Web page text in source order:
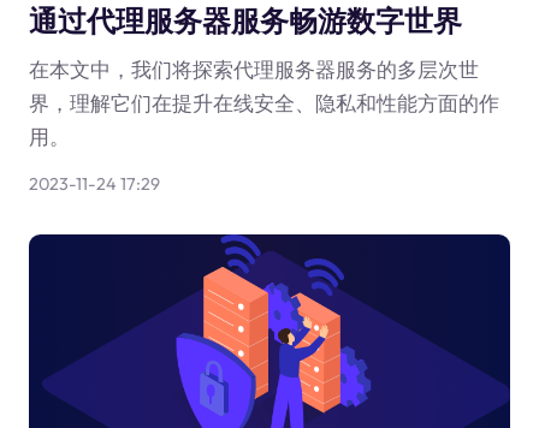
通过代理服务器服务畅游数字世界
在本文中，我们将探索代理服务器服务的多层次世
界，理解它们在提升在线安全、隐私和性能方面的作
用。
2023-11-24 17:29